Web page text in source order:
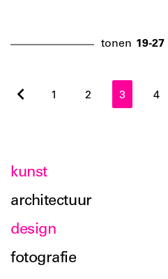
tonen 19-27
1 2 3 4
kunst
architectuur
design
fotografie